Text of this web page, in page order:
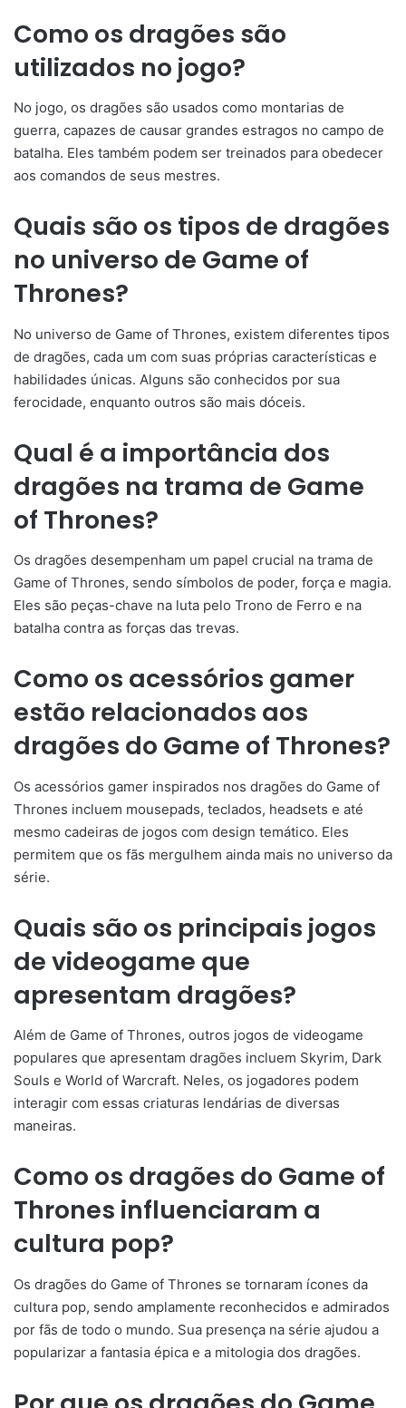
Como os dragões são
utilizados no jogo?
No jogo, os dragões são usados como montarias de
guerra, capazes de causar grandes estragos no campo de
batalha. Eles também podem ser treinados para obedecer
aos comandos de seus mestres.
Quais são os tipos de dragões
no universo de Game of
Thrones?
No universo de Game of Thrones, existem diferentes tipos
de dragões, cada um com suas próprias características e
habilidades únicas. Alguns são conhecidos por sua
ferocidade, enquanto outros são mais dóceis.
Qual é a importância dos
dragões na trama de Game
of Thrones?
Os dragões desempenham um papel crucial na trama de
Game of Thrones, sendo símbolos de poder, força e magia.
Eles são peças-chave na luta pelo Trono de Ferro e na
batalha contra as forças das trevas.
Como os acessórios gamer
estão relacionados aos
dragões do Game of Thrones?
Os acessórios gamer inspirados nos dragões do Game of
Thrones incluem mousepads, teclados, headsets e até
mesmo cadeiras de jogos com design temático. Eles
permitem que os fãs mergulhem ainda mais no universo da
série.
Quais são os principais jogos
de videogame que
apresentam dragões?
Além de Game of Thrones, outros jogos de videogame
populares que apresentam dragões incluem Skyrim, Dark
Souls e World of Warcraft. Neles, os jogadores podem
interagir com essas criaturas lendárias de diversas
maneiras.
Como os dragões do Game of
Thrones influenciaram a
cultura pop?
Os dragões do Game of Thrones se tornaram ícones da
cultura pop, sendo amplamente reconhecidos e admirados
por fãs de todo o mundo. Sua presença na série ajudou a
popularizar a fantasia épica e a mitologia dos dragões.